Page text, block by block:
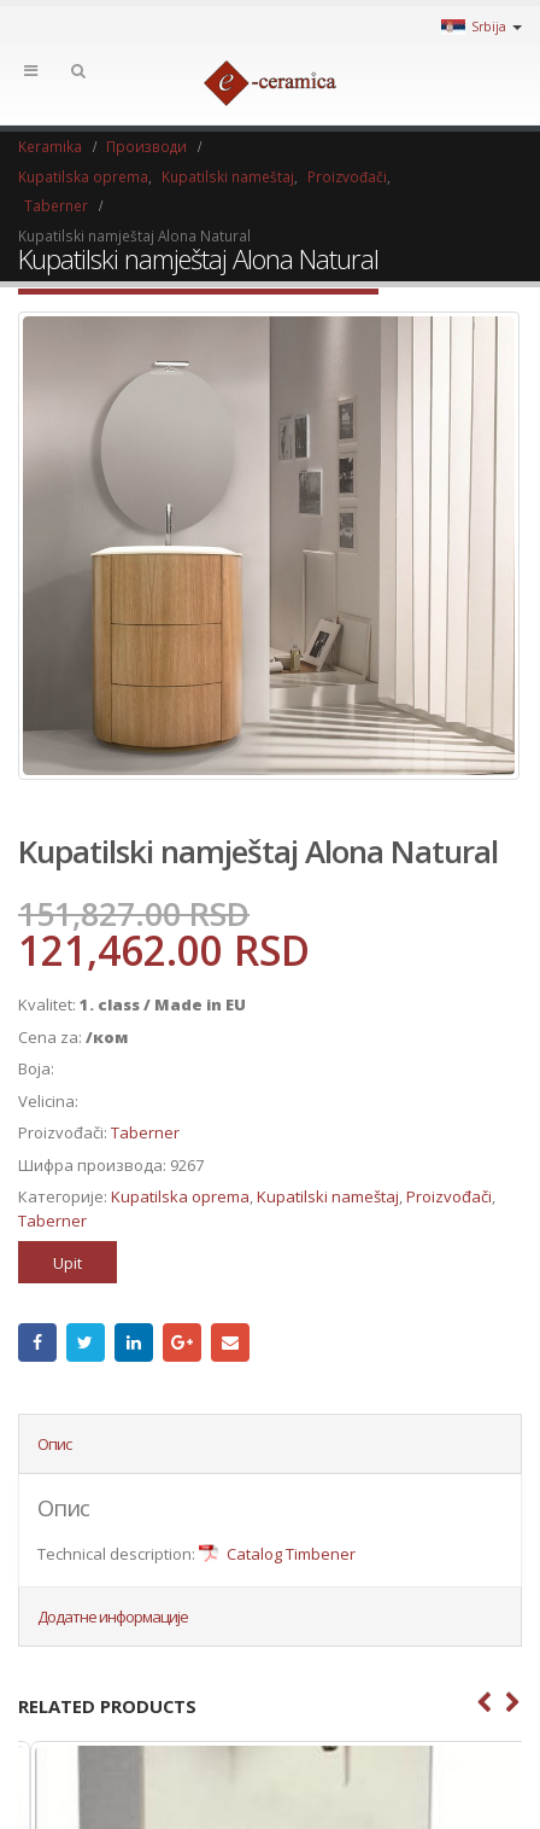
Srbija
Keramika
Производи
Kupatilska oprema
Kupatilski nameštaj Proizvođači
Taberner
Kupatilski namještaj Alona Natural
Kupatilski namještaj Alona Natural
Kupatilski namještaj Alona Natural
151,827.00RSD
121,462.00 RSD
Kvalitet: 1. class / Made in EU
Cena za: /ком
Boja:
Velicina:
Proizvođači: Taberner
Шифра производа: 9267
Категорије: Kupatilska oprema,Kupatilski nameštaj,Proizvođači,
Taberner
Upit
Опис
Опис
Technical description: Catalog Timbener
Додатне информације
RELATED PRODUCTS